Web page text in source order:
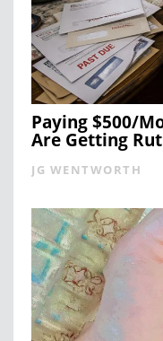
Paying $500/
Are Getting
JG WENTWORTH